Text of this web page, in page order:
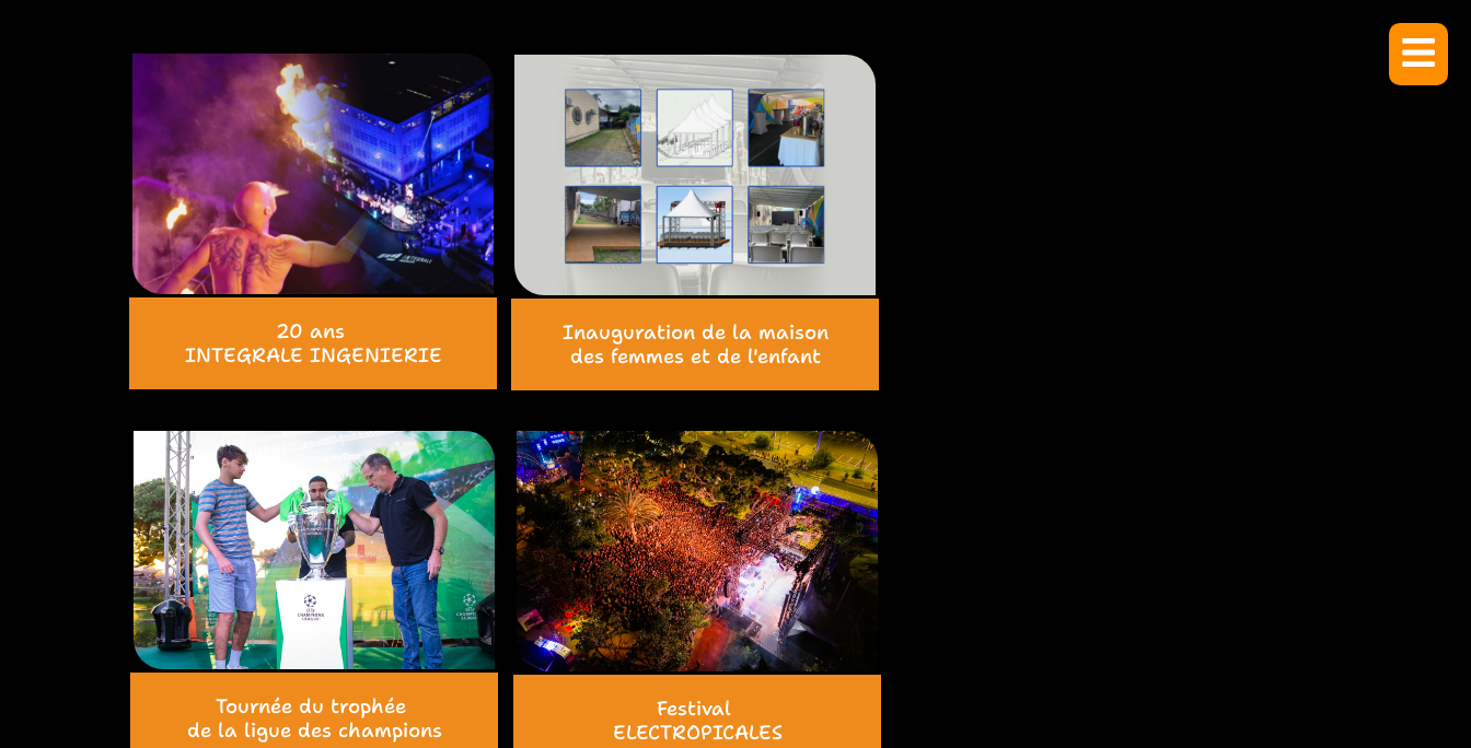
20 ans
INTEGRALE INGENIERIE
Inauguration de la maison
des femmes et de l'enfant
Tournée du trophée
de la ligue des champions
Festival
ELECTROPICALES